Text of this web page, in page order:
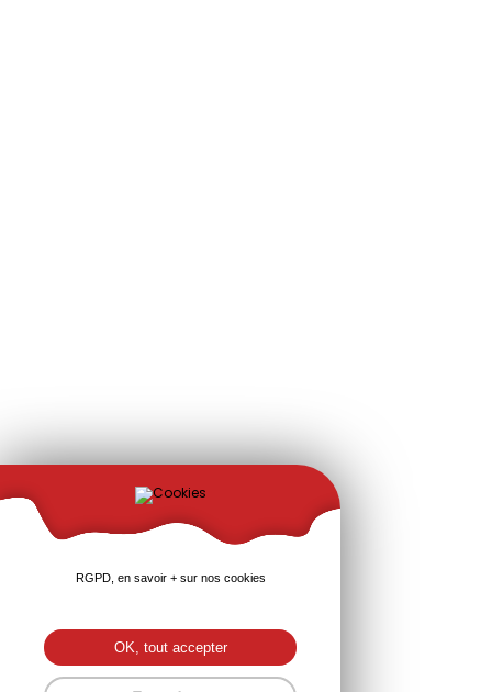
RGPD, en savoir + sur nos cookies
OK, tout accepter